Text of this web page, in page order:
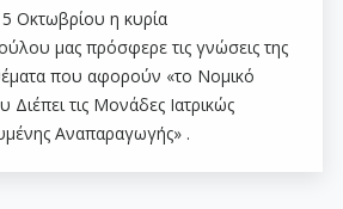
Οκτωβρίου η κυρία
μας πρόσφερε τις γνώσεις της
που αφορούν «το Νομικό
Διέπει τις Μονάδες Ιατρικώς
Αναπαραγωγής» .